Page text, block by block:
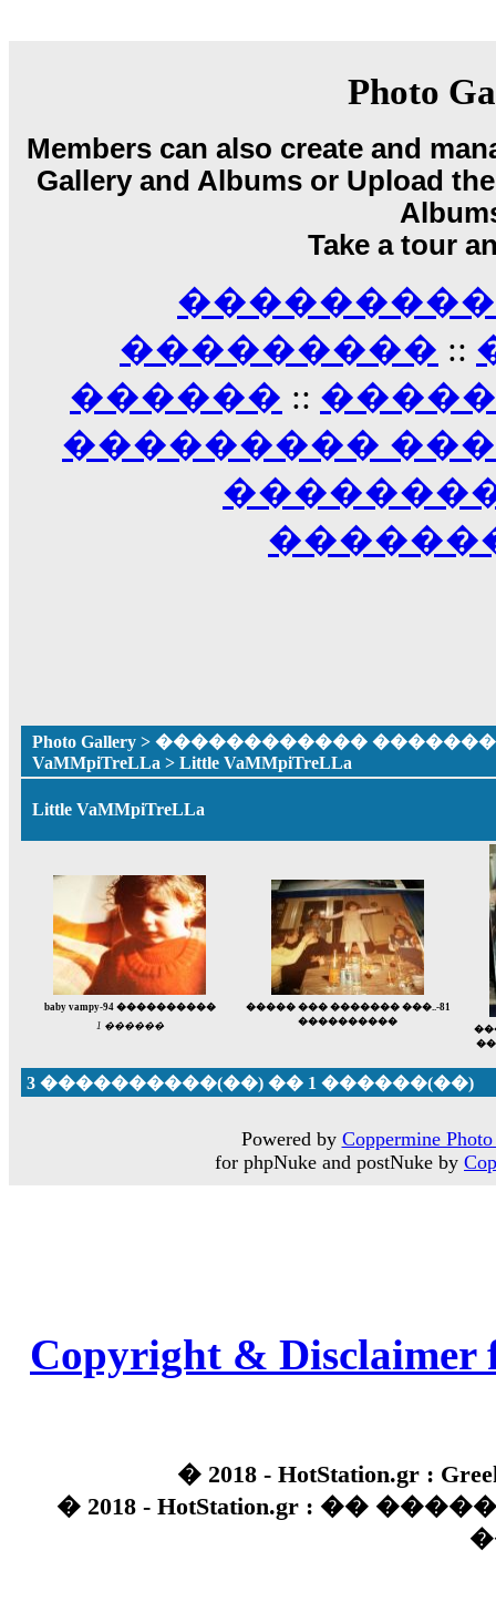
Echo, ���� �� ������� ��
������ �� �����.. "������" ���
15:33
��������� ����, ���������
����� ��������� ��
������! ��� ������ �� �����...
������� ���� ���� ������;
Photo
Members can also create and
Gallery and Albums or Upload
Take a tour
���������
��������� ::
������ ::
���������
Photo Gallery > ������������ ��������
VaMMpiTreLLa > Little VaMMpiTreLLa
Little VaMMpiTreLLa
baby vampy-94 ����������
1 ������
����� ��� ������� ���..-81
����������
3 ����������(��) �� 1 ������(��)
Powered by Coppermine
for phpNuke and postNuke by
Copyright & Disclaimer
� 2018 - HotStation.gr :
� 2018 - HotStation.gr : ��